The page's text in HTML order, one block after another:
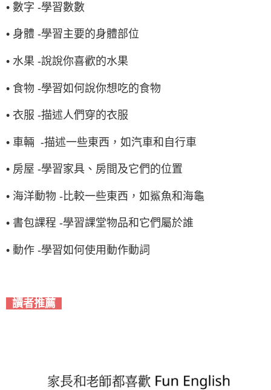
• 數字 -學習數數
• 身體 -學習主要的身體部位
• 水果 -說說你喜歡的水果
• 食物 -學習如何說你想吃的食物
• 衣服 -描述人們穿的衣服
• 車輛 -描述一些東西，如汽車和自行車
• 房屋 -學習家具、房間及它們的位置
• 海洋動物 -比較一些東西，如鯊魚和海龜
• 書包課程 -學習課堂物品和它們屬於誰
• 動作 -學習如何使用動作動詞
讀者推薦